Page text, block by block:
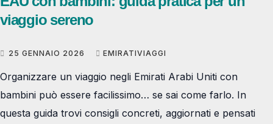
viaggio sereno
25 GENNAIO 2026 EMIRATIVIAGGI
Organizzare un viaggio negli Emirati Arabi Uniti con
bambini può essere facilissimo… se sai come farlo. In
questa guida trovi consigli concreti, aggiornati e pensati